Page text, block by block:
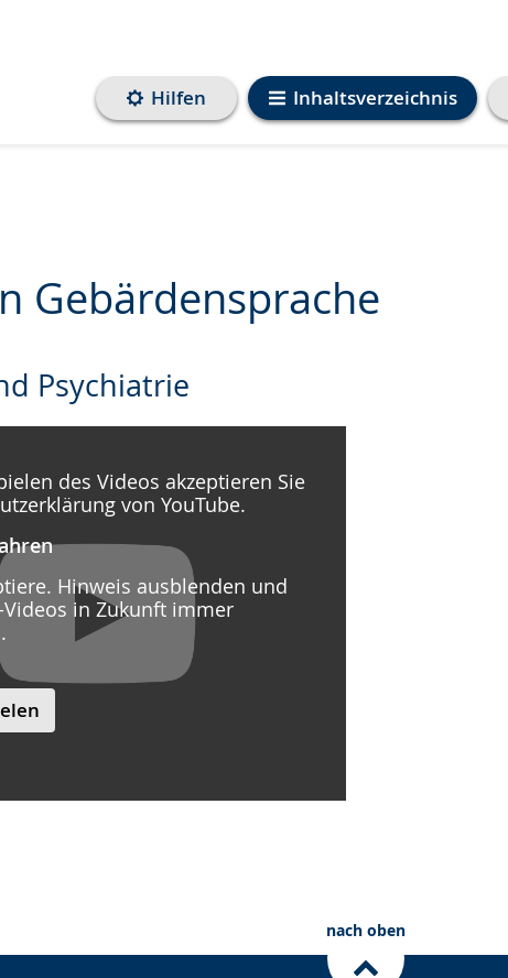
Inhaltsverzeichnis
Hilfen
Gebärdensprache
Psychiatrie
des Videos akzeptieren Sie
von YouTube.
Hinweis ausblenden und
Videos in Zukunft immer
nach oben